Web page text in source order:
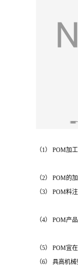
（1） POM加
（2） POM的
（3） POM料
（4） POM产
（5） POM宜
（6） 具高机